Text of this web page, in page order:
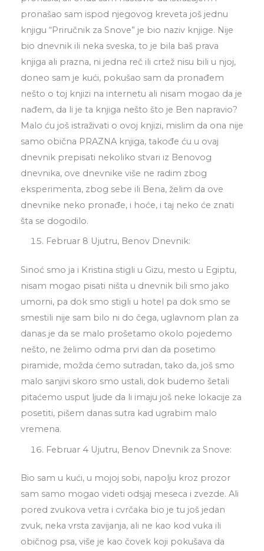
pronašao sam ispod njegovog kreveta još jednu
knjigu “Priručnik za Snove” je bio naziv knjige. Nije
bio dnevnik ili neka sveska, to je bila baš prava
knjiga ali prazna, ni jedna reč ili crtež nisu bili u njoj,
doneo sam je kući, pokušao sam da pronađem
nešto o toj knjizi na internetu ali nisam mogao da je
nađem, da li je ta knjiga nešto što je Ben napravio?
Malo ću još istraživati o ovoj knjizi, mislim da ona nije
samo obična PRAZNA knjiga, takođe ću u ovaj
dnevnik prepisati nekoliko stvari iz Benovog
dnevnika, ove dnevnike više ne radim zbog
eksperimenta, zbog sebe ili Bena, želim da ove
dnevnike neko pronađe, i hoće, i taj neko će znati
šta se dogodilo.
Februar 8 Ujutru, Benov Dnevnik:
Sinoć smo ja i Kristina stigli u Gizu, mesto u Egiptu,
nisam mogao pisati ništa u dnevnik bili smo jako
umorni, pa dok smo stigli u hotel pa dok smo se
smestili nije sam bilo ni do čega, uglavnom plan za
danas je da se malo prošetamo okolo pojedemo
nešto, ne želimo odma prvi dan da posetimo
piramide, možda ćemo sutradan, tako da, još smo
malo sanjivi skoro smo ustali, dok budemo šetali
pitaćemo usput ljude da li imaju još neke lokacije za
posetiti, pišem danas sutra kad ugrabim malo
vremena.
Februar 4 Ujutru, Benov Dnevnik za Snove:
Bio sam u kući, u mojoj sobi, napolju kroz prozor
sam samo mogao videti odsjaj meseca i zvezde. Ali
pored zvukova vetra i cvrčaka bio je tu još jedan
zvuk, neka vrsta zavijanja, ali ne kao kod vuka ili
običnog psa, više je kao čovek koji pokušava da